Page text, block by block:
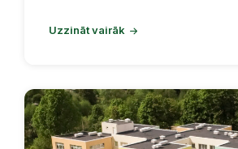
Uzzināt vairāk